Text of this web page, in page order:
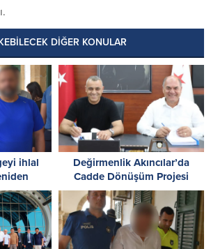
DİĞER KONULAR
ihlal
Değirmenlik Akıncılar’da
Cadde Dönüşüm Projesi
başlıyor